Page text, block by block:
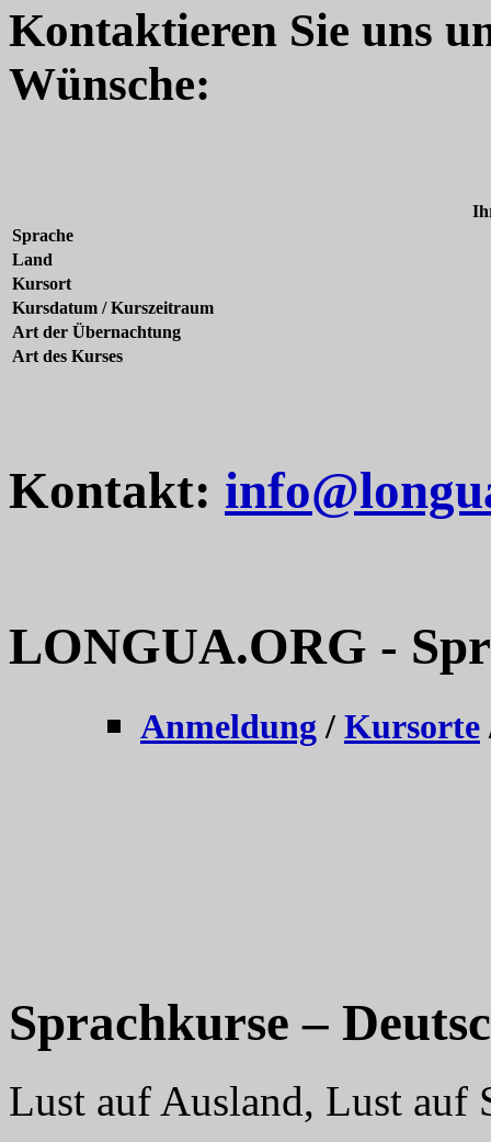
Kontaktieren Sie uns
Wünsche:
Sprache
Land
Kursort
Kursdatum / Kurszeitraum
Art der Übernachtung
Art des Kurses
Kontakt:
LONGUA.ORG -
Anmeldung / Kursorte
Sprachkurse –
Lust auf Ausland, Lust auf